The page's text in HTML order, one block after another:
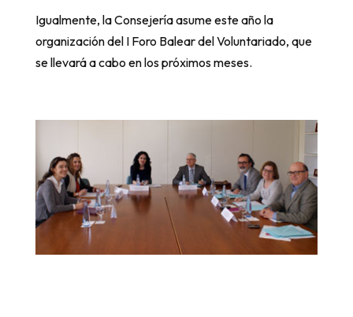
Igualmente, la Consejería asume este año la
organización del I Foro Balear del Voluntariado, que
se llevará a cabo en los próximos meses.